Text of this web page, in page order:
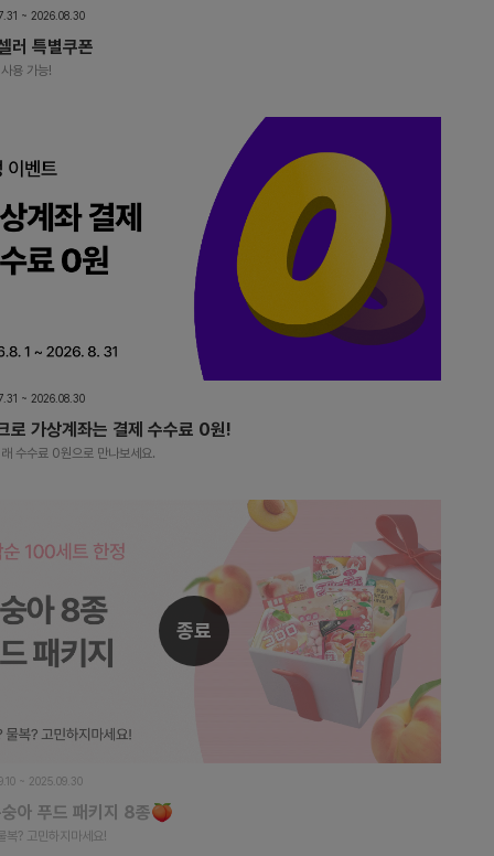
~ 2026.08.30
러 특별쿠폰
용 가능!
~ 2026.08.30
로 가상계좌는 결제 수수료 0원!
수수료 0원으로 만나보세요.
종료
~ 2025.09.30
아 푸드 패키지 8종🍑
복? 고민하지마세요!